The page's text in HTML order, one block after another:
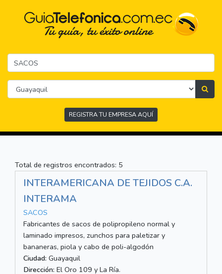
REGISTRA TU EMPRESA AQUÍ
Total de registros encontrados: 5
INTERAMERICANA DE TEJIDOS C.A.
INTERAMA
SACOS
Fabricantes de sacos de polipropileno normal y
laminado impresos, zunchos para paletizar y
bananeras, piola y cabo de poli-algodón
Ciudad: Guayaquil
Dirección: El Oro 109 y La Ría.